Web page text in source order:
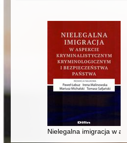
Nielegalna imigracja w